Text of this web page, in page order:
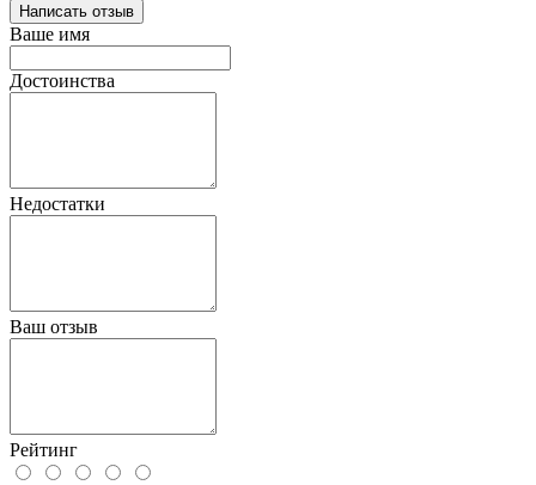
Написать отзыв
Ваше имя
Достоинства
Недостатки
Ваш отзыв
Рейтинг